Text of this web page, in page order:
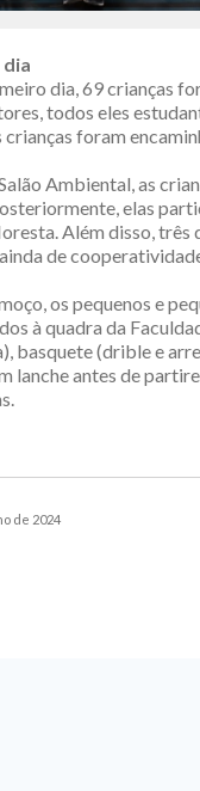
dia, 69 crianças
todos eles
crianças foram
Ambiental, as
elas
Além disso, três
de
os pequenos e
à quadra da
basquete (drible e
lanche antes de
de 2024